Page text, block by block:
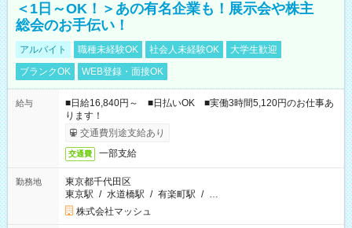
＜1日～OK！＞あの有名企業も！展示会や株主
総会のお手伝い！
アルバイト 職種未経験OK 社会人未経験OK
大学生歓迎
ブランクOK
WEB登録・面接OK
給与
■日給16,840円～ ■日払いOK ■実働3時間5,120円のお仕事あ
ります！
交通費別途支給あり
交通費 一部支給
勤務地
東京都千代田区
東京駅 / 水道橋駅 / 有楽町駅 / …
株式会社マッシュ